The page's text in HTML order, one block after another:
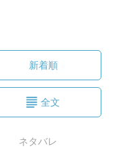
新着順
全文
ネタバレ